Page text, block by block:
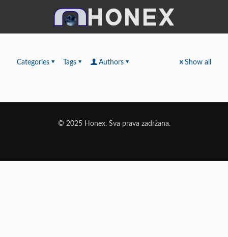
Categories Tags Authors Show all
© 2025 Honex. Sva prava zadržana.